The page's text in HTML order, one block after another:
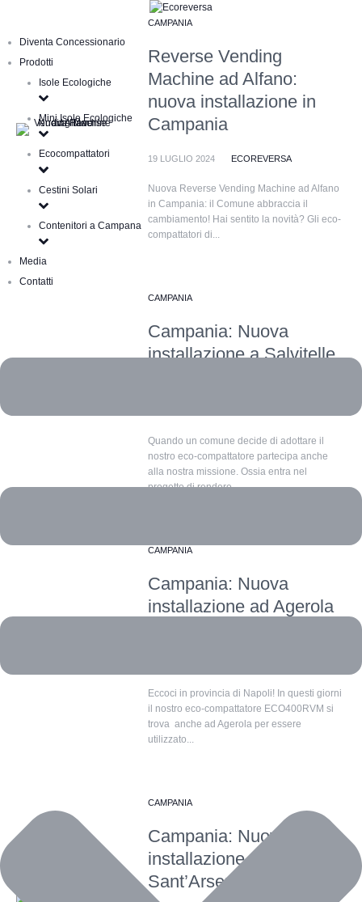
Diventa Concessionario
Prodotti
Isole Ecologiche
Mini Isole Ecologiche
Ecocompattatori
Cestini Solari
Contenitori a Campana
Media
Contatti
CAMPANIA
Reverse Vending
Machine ad Alfano:
nuova installazione in
Campania
19 LUGLIO 2024 ECOREVERSA
Nuova Reverse Vending Machine ad Alfano
in Campania: il Comune abbraccia il
cambiamento! Hai sentito la novità? Gli eco-
compattatori di...
CAMPANIA
Campania: Nuova
installazione a Salvitelle
Quando un comune decide di adottare il
nostro eco-compattatore partecipa anche
alla nostra missione. Ossia entra nel
progetto di rendere...
CAMPANIA
Campania: Nuova
installazione ad Agerola
Eccoci in provincia di Napoli! In questi giorni
il nostro eco-compattatore ECO400RVM si
trova anche ad Agerola per essere
utilizzato...
CAMPANIA
Campania: Nuova
installazione a
Sant’Arsenio (SA)